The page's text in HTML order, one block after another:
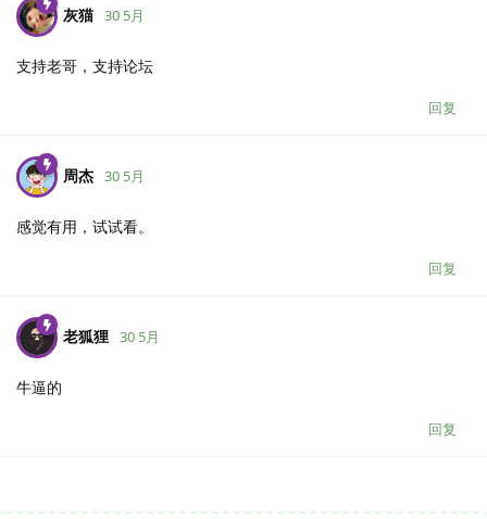
灰猫 30 5月
支持老哥，支持论坛
回复
周杰 30 5月
感觉有用，试试看。
回复
老狐狸 30 5月
牛逼的
回复